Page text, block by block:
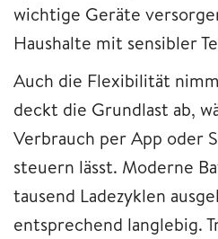
wichtige Geräte
Haushalte mit sensibler
Auch die Flexibilität
deckt die Grundlast ab,
Verbrauch per App oder
steuern lässt. Moderne
tausend Ladezyklen
entsprechend langlebig.